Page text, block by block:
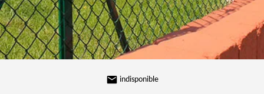
indisponible